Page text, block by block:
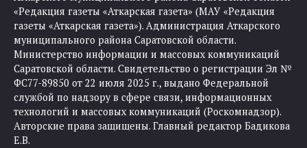
«Редакция газеты «Аткарская газета» (МАУ «Редакция
газеты «Аткарская газета»). Администрация Аткарского
муниципального района Саратовской области.
Министерство информации и массовых коммуникаций
Саратовской области. Свидетельство о регистрации Эл №
ФС77-89850 от 22 июля 2025 г., выдано Федеральной
службой по надзору в сфере связи, информационных
технологий и массовых коммуникаций (Роскомнадзор).
Авторские права защищены. Главный редактор Бадикова
Е.В.